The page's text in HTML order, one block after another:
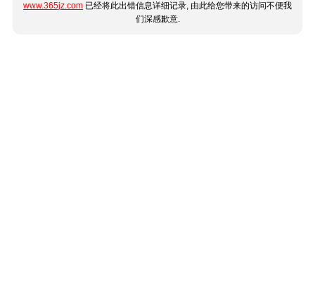
www.365jz.com 已经将此出错信息详细记录, 由此给您带来的访问不便我
们深感歉意.